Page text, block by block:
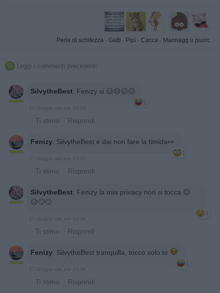
Perle di schifezza · Gatti · Pipì · Cacca · Mannagg u puorc
 Leggi i commenti precedenti...
SilvytheBest: Fenizy si 😑😑😑😑
1
27 Giugno alle ore 19:04
· Ti stimo · Rispondi
Fenizy: SilvytheBest e dai non fare la timida👀
1
27 Giugno alle ore 19:06
· Ti stimo · Rispondi
SilvytheBest: Fenizy la mia privacy non si tocca 😑
😑🙄🙄
1
27 Giugno alle ore 19:08
· Ti stimo · Rispondi
Fenizy: SilvytheBest tranquilla, tocco solo te
1
27 Giugno alle ore 19:08
· Ti stimo · Rispondi